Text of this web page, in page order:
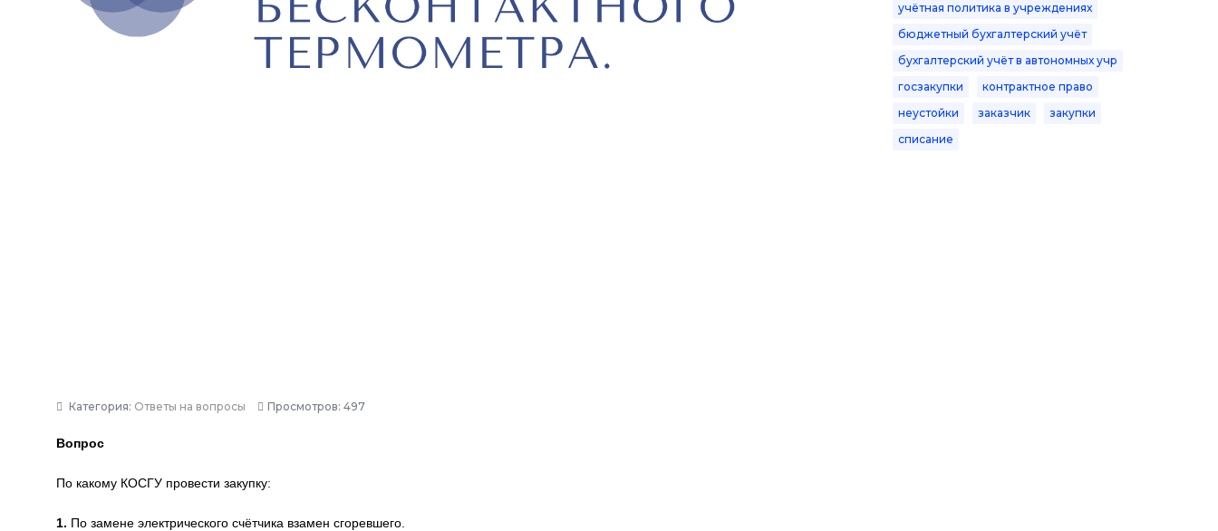
Категория: Ответы на вопросы Просмотров: 497
Вопрос
По какому КОСГУ провести закупку:
1. По замене электрического счётчика взамен сгоревшего.
учётная политика в учреждениях
бюджетный бухгалтерский учёт
бухгалтерский учёт в автономных учр
госзакупки
контрактное право
неустойки
заказчик
закупки
списание